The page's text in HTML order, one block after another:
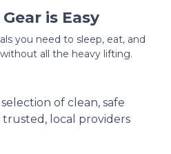
is Easy
you need to sleep, eat, and
all the heavy lifting.
of clean, safe
local providers